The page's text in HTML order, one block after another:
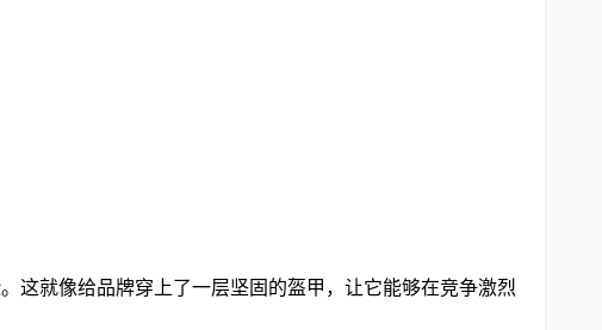
这就像给品牌穿上了一层坚固的盔甲，让它能够在竞争激烈